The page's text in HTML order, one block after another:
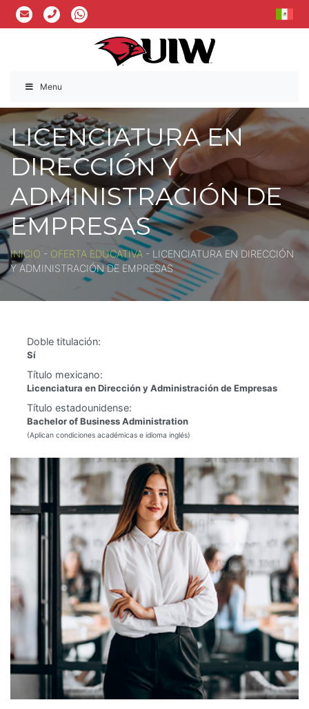
Menu
LICENCIATURA EN
DIRECCIÓN Y
ADMINISTRACIÓN DE
EMPRESAS
INICIO - OFERTA EDUCATIVA - LICENCIATURA EN DIRECCIÓN
Y ADMINISTRACIÓN DE EMPRESAS
Doble titulación:
Sí
Título mexicano:
Licenciatura en Dirección y Administración de Empresas
Título estadounidense:
Bachelor of Business Administration
(Aplican condiciones académicas e idioma inglés)